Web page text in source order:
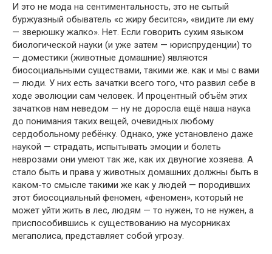
И это не мода на сентиментальность, это не сытый
буржуазный обыватель «с жиру бесится», «видите ли ему
— зверюшку жалко». Нет. Если говорить сухим языком
биологической науки (и уже затем — юриспруденции) то
— доместики (животные домашние) являются
биосоциальными существами, такими же. как и мы с вами
— люди. У них есть зачатки всего того, что развил себе в
ходе эволюции сам человек. И процентный объём этих
зачатков нам неведом — ну не доросла ещё наша наука
до понимания таких вещей, очевидных любому
сердобольному ребёнку. Однако, уже установлено даже
наукой — cтрадать, испытывать эмоции и болеть
неврозами они умеют так же, как их двуногие хозяева. А
стало быть и права у животных домашних должны быть в
каком-то смысле такими же как у людей — породивших
этот биосоциальный феномен, «феномен», который не
может уйти жить в лес, людям — то нужен, то не нужен, а
приспособившись к существованию на мусорниках
мегаполиса, представляет собой угрозу.